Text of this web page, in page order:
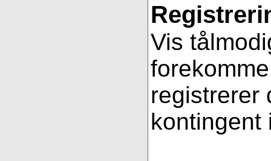
Vis
registrerer